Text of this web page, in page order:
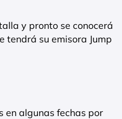
y pronto se conocerá
tendrá su emisora Jump
en algunas fechas por